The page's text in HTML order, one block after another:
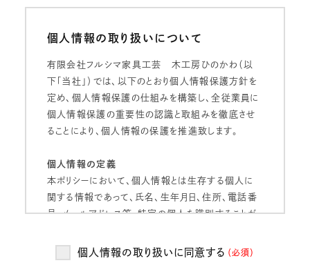
個人情報の取り扱いについて
有限会社フルシマ家具工芸 木工房ひのかわ（以
下「当社」）では、以下のとおり個人情報保護方針を
定め、個人情報保護の仕組みを構築し、全従業員に
個人情報保護の重要性の認識と取組みを徹底させ
ることにより、個人情報の保護を推進致します。
個人情報の定義
本ポリシーにおいて、個人情報とは生存する個人に
関する情報であって、氏名、生年月日、住所、電話番
号、メールアドレス等、特定の個人を識別することが
個人情報の取り扱いに同意する （必須）